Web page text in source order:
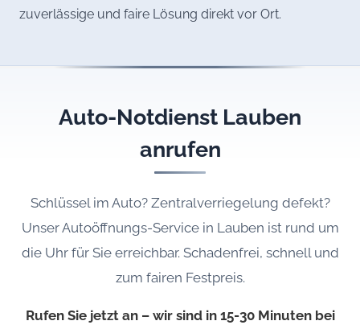
zuverlässige und faire Lösung direkt vor Ort.
Auto-Notdienst Lauben
anrufen
Schlüssel im Auto? Zentralverriegelung defekt?
Unser Autoöffnungs-Service in Lauben ist rund um
die Uhr für Sie erreichbar. Schadenfrei, schnell und
zum fairen Festpreis.
Rufen Sie jetzt an – wir sind in 15-30 Minuten bei